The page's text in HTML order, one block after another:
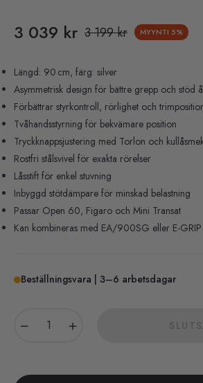
3 039 kr Pris
3 199 kr MYYNTI 5%
Längd: 90 cm, färg: silver
Asymmetrisk design för bättre grepp och stöd
Förbättrar styrkontroll, rörlighet och
Tvåhandsstyrning för bekvämare position
Tryckknappsjustering med Torlon och
Rostfri stålsvivel för exakta rörelser
Låsstift för enkel stuvning
Inbyggd stötdämpare för minskad belastning
Passar Open 60, Figaro och Mini Transat
Kan kombineras med EA/900SG eller E-
Beställningsvara | 3–6 arbetsdagar